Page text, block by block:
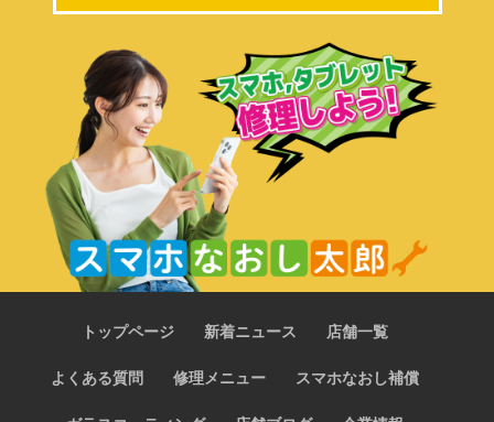
トップページ 新着ニュース 店舗一覧
よくある質問 修理メニュー スマホなおし補償